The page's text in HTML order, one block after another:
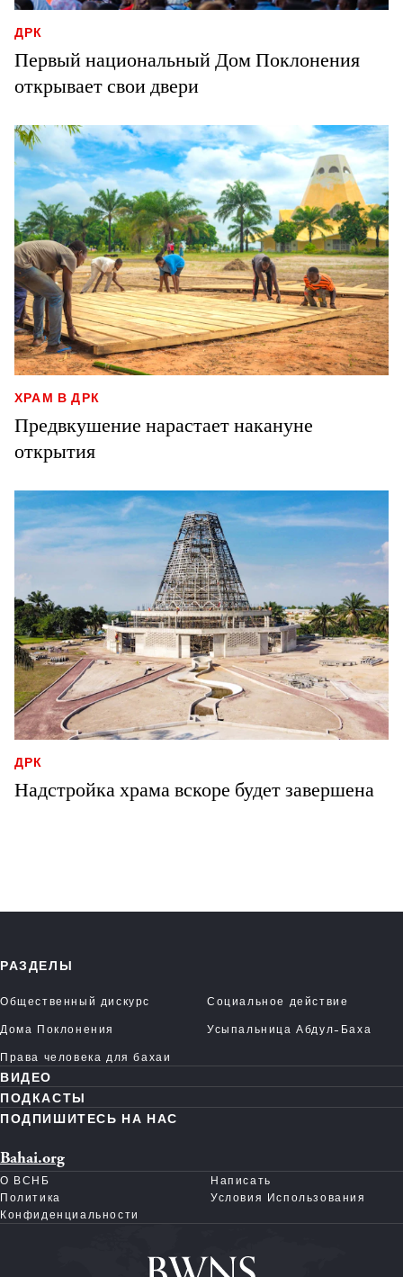
ДРК
Первый национальный Дом Поклонения
открывает свои двери
ХРАМ В ДРК
Предвкушение нарастает накануне
открытия
ДРК
Надстройка храма вскоре будет завершена
РАЗДЕЛЫ
Общественный дискурс
Социальное действие
Дома Поклонения
Усыпальница Абдул-Баха
Права человека для бахаи
ВИДЕО
ПОДКАСТЫ
ПОДПИШИТЕСЬ НА НАС
Bahai.org
О ВСНБ
Написать
Политика
Конфиденциальности
Условия Использования